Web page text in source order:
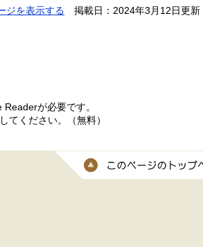
ジを表示する 掲載日：2024年3月12日更新
が必要です。
てください。（無料）